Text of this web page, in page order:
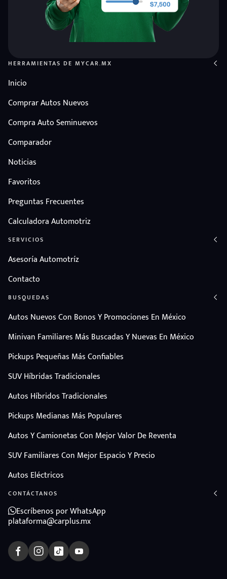
HERRAMIENTAS DE MYCAR.MX
Inicio
Comprar Autos Nuevos
Compra Auto Seminuevos
Comparador
Noticias
Favoritos
Preguntas Frecuentes
Calculadora Automotriz
SERVICIOS
Asesoría Automotríz
Contacto
BUSQUEDAS
Autos Nuevos Con Bonos Y Promociones En México
Minivan Familiares Más Buscadas Y Nuevas En México
Pickups Pequeñas Más Confiables
SUV Híbridas Tradicionales
Autos Híbridos Tradicionales
Pickups Medianas Más Populares
Autos Y Camionetas Con Mejor Valor De Reventa
SUV Familiares Con Mejor Espacio Y Precio
Autos Eléctricos
CONTÁCTANOS
Escríbenos por WhatsApp
plataforma@carplus.mx